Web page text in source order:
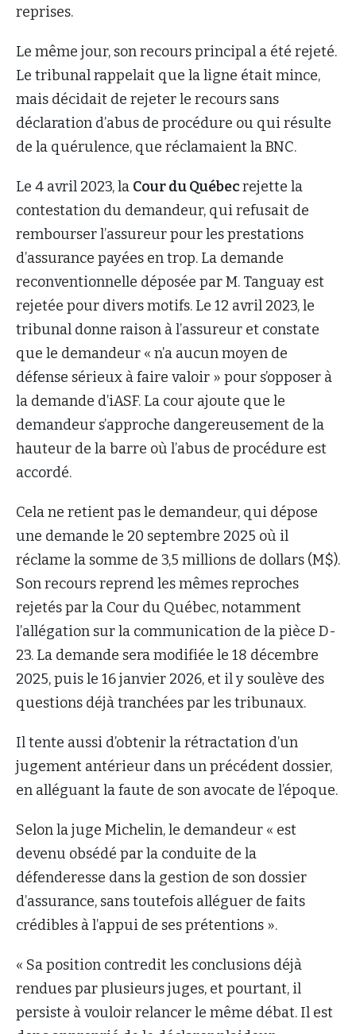
reprises.
Le même jour, son recours principal a été rejeté.
Le tribunal rappelait que la ligne était mince,
mais décidait de rejeter le recours sans
déclaration d’abus de procédure ou qui résulte
de la quérulence, que réclamaient la BNC.
Le 4 avril 2023, la Cour du Québecrejette la
contestation du demandeur, qui refusait de
rembourser l’assureur pour les prestations
d’assurance payées en trop. La demande
reconventionnelle déposée par M. Tanguay est
rejetée pour divers motifs. Le 12 avril 2023, le
tribunal donne raison à l’assureur et constate
que le demandeur « n’a aucun moyen de
défense sérieux à faire valoir » pour s’opposer à
la demande d’iASF. La cour ajoute que le
demandeur s’approche dangereusement de la
hauteur de la barre où l’abus de procédure est
accordé.
Cela ne retient pas le demandeur, qui dépose
une demande le 20 septembre 2025 où il
réclame la somme de 3,5 millions de dollars (M$).
Son recours reprend les mêmes reproches
rejetés par la Cour du Québec, notamment
l’allégation sur la communication de la pièce D-
23. La demande sera modifiée le 18 décembre
2025, puis le 16 janvier 2026, et il y soulève des
questions déjà tranchées par les tribunaux.
Il tente aussi d’obtenir la rétractation d’un
jugement antérieur dans un précédent dossier,
en alléguant la faute de son avocate de l’époque.
Selon la juge Michelin, le demandeur « est
devenu obsédé par la conduite de la
défenderesse dans la gestion de son dossier
d’assurance, sans toutefois alléguer de faits
crédibles à l’appui de ses prétentions ».
« Sa position contredit les conclusions déjà
rendues par plusieurs juges, et pourtant, il
persiste à vouloir relancer le même débat. Il est